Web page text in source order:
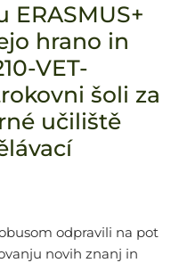
hrano in
VET-
šoli za
učiliště
odpravili na pot
novih znanj in